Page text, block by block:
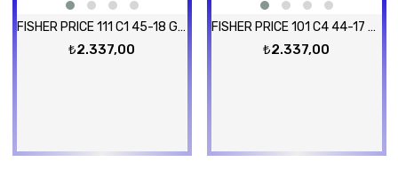
FISHER PRICE 111 C1 45-18 Güneş Gözlüğü
₺2.337,00
FISHER PRICE 101 C4 44-17 Güneş Gözlüğü
₺2.337,00